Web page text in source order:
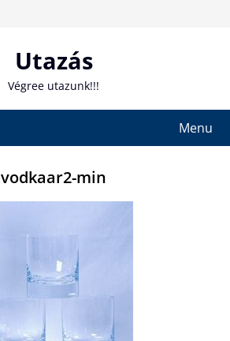
Utazás
Végree utazunk!!!
Menu
vodkaar2-min